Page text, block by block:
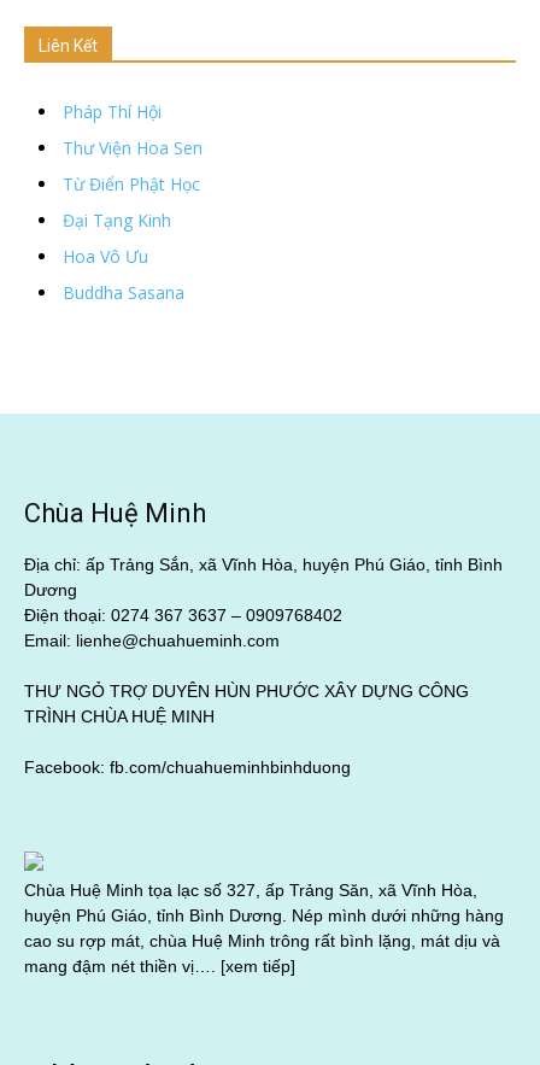
Liên Kết
Pháp Thí Hội
Thư Viện Hoa Sen
Từ Điển Phật Học
Đại Tạng Kinh
Hoa Vô Ưu
Buddha Sasana
Chùa Huệ Minh
Địa chỉ: ấp Trảng Sắn, xã Vĩnh Hòa, huyện Phú Giáo, tỉnh Bình
Dương
Điện thoại: 0274 367 3637 – 0909768402
Email: lienhe@chuahueminh.com
THƯ NGỎ TRỢ DUYÊN HÙN PHƯỚC XÂY DỰNG CÔNG
TRÌNH CHÙA HUỆ MINH
Facebook: fb.com/chuahueminhbinhduong
Chùa Huệ Minh tọa lạc số 327, ấp Trảng Săn, xã Vĩnh Hòa,
huyện Phú Giáo, tỉnh Bình Dương. Nép mình dưới những hàng
cao su rợp mát, chùa Huệ Minh trông rất bình lặng, mát dịu và
mang đậm nét thiền vị…. [xem tiếp]